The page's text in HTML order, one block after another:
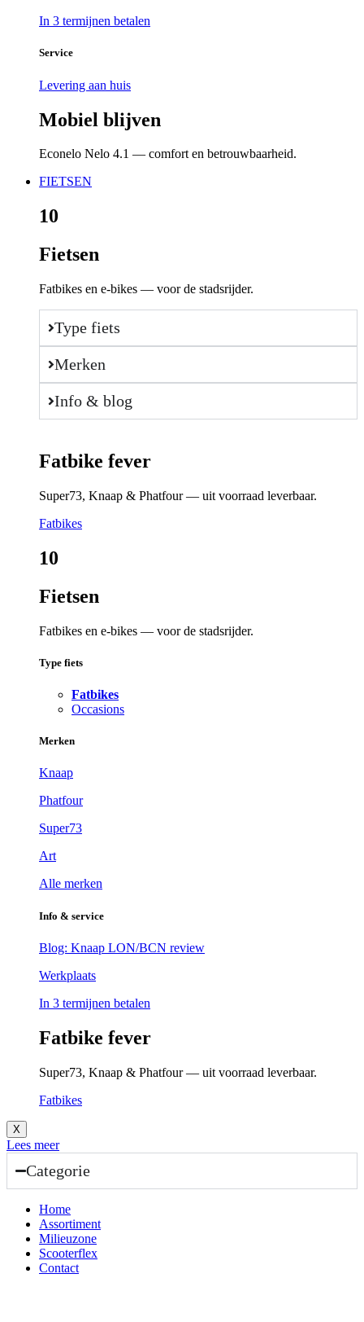
In 3 termijnen betalen
Service
Levering aan huis
Mobiel blijven
Econelo Nelo 4.1 — comfort en betrouwbaarheid.
FIETSEN
10
Fietsen
Fatbikes en e-bikes — voor de stadsrijder.
Type fiets
Merken
Info & blog
Fatbike fever
Super73, Knaap & Phatfour — uit voorraad leverbaar.
Fatbikes
10
Fietsen
Fatbikes en e-bikes — voor de stadsrijder.
Type fiets
Fatbikes
Occasions
Merken
Knaap
Phatfour
Super73
Art
Alle merken
Info & service
Blog: Knaap LON/BCN review
Werkplaats
In 3 termijnen betalen
Fatbike fever
Super73, Knaap & Phatfour — uit voorraad leverbaar.
Fatbikes
X
Lees meer
Categorie
Home
Assortiment
Milieuzone
Scooterflex
Contact